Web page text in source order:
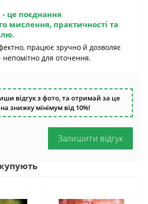
- це поєднання
мислення, практичності та
працює зручно й дозволяє
непомітно для оточення.
відгук з фото, та отримай за це
знижку мінімум від 10%!
Залишити відгук